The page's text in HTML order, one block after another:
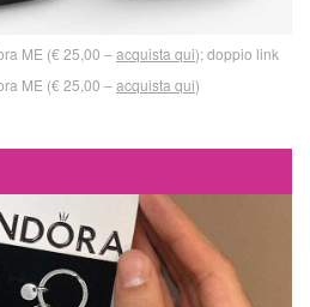
ME (€ 25,00 –acquista qui); doppio link
ME (€ 25,00 –acquista qui)